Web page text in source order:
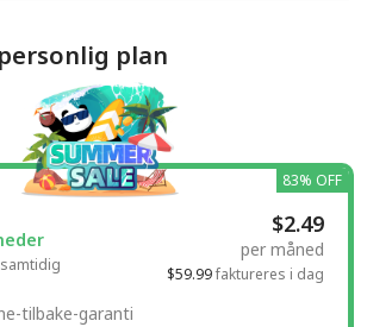
plan
$2.49
per måned
$59.99faktureres i dag
83% OFF
tilbake-garanti